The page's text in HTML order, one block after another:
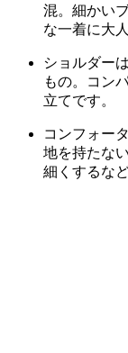
混。細かい
な一着に大
ショルダー
もの。コン
立てです。
コンフォー
地を持たな
細くするな